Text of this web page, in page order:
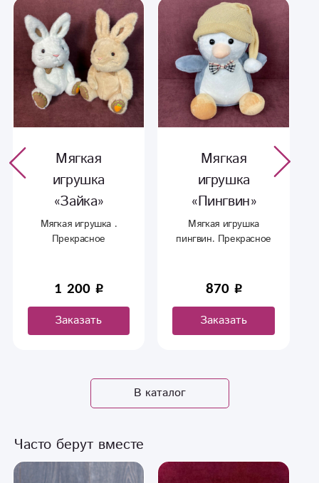
Мягкая
игрушка
«Пингвин»
Мягкая игрушка
пингвин. Прекрасное
870
Заказать
Мягкая
игрушка
«Крутой
Динозавр»
Динозавр вам споет и
узнают эту песенку из
фиксиков
2 190
Заказать
В каталог
Часто берут вместе